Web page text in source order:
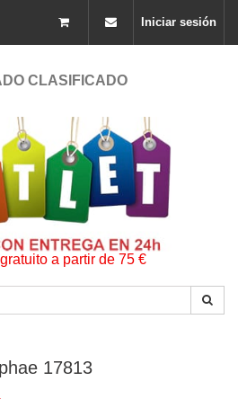
Iniciar sesión
CLASIFICADO
a partir de 75 €
17813